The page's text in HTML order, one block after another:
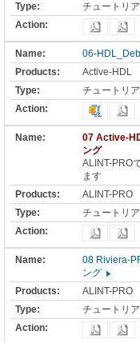
チュートリ
06-
Active-HDL
チュートリ
07 Active-
ング
ALINT-PRO
ます
ALINT-PRO
チュートリ
08 Riviera-
ング
ALINT-PRO
チュートリ